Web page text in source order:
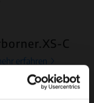
C
erfahren